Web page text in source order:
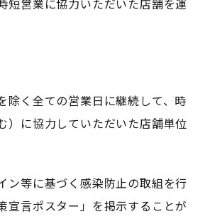
短営業に協力いただいた店舗を運
除く全ての営業日に継続して、時
）に協力していただいた店舗単位
ン等に基づく感染防止の取組を行
宣言ポスター」を掲示することが